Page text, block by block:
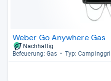
Weber Go Anywhere Gas
Nachhaltig
Befeue­rung: Gas
Typ: Cam­ping­grill